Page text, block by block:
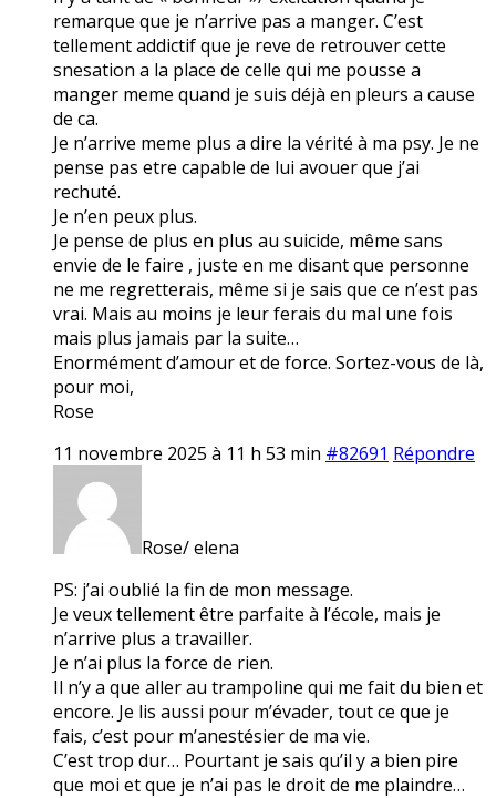
remarque que je n’arrive pas a manger. C’est
tellement addictif que je reve de retrouver cette
snesation a la place de celle qui me pousse a
manger meme quand je suis déjà en pleurs a cause
de ca.
Je n’arrive meme plus a dire la vérité à ma psy. Je ne
pense pas etre capable de lui avouer que j’ai
rechuté.
Je n’en peux plus.
Je pense de plus en plus au suicide, même sans
envie de le faire , juste en me disant que personne
ne me regretterais, même si je sais que ce n’est pas
vrai. Mais au moins je leur ferais du mal une fois
mais plus jamais par la suite…
Enormément d’amour et de force. Sortez-vous de là,
pour moi,
Rose
11 novembre 2025 à 11 h 53 min #82691 Répondre
Rose/ elena
PS: j’ai oublié la fin de mon message.
Je veux tellement être parfaite à l’école, mais je
n’arrive plus a travailler.
Je n’ai plus la force de rien.
Il n’y a que aller au trampoline qui me fait du bien et
encore. Je lis aussi pour m’évader, tout ce que je
fais, c’est pour m’anestésier de ma vie.
C’est trop dur… Pourtant je sais qu’il y a bien pire
que moi et que je n’ai pas le droit de me plaindre…